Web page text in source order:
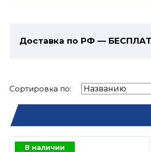
Доставка по РФ —
Сортировка по:
В наличии